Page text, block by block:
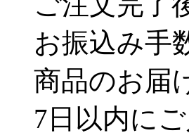
お振込み手
商品のお届
7日以内に